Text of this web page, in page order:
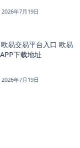
2026年7月19日
易交易平台入口 欧易
下载地址
2026年7月19日